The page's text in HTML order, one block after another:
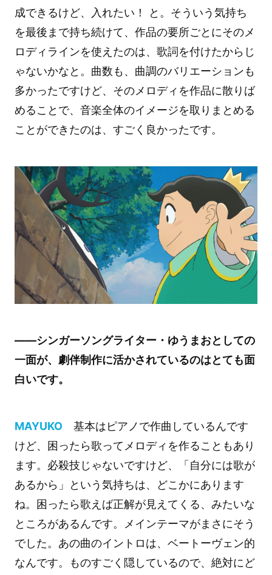
成できるけど、入れたい！ と。そういう気持ち
を最後まで持ち続けて、作品の要所ごとにそのメ
ロディラインを使えたのは、歌詞を付けたからじ
ゃないかなと。曲数も、曲調のバリエーションも
多かったですけど、そのメロディを作品に散りば
めることで、音楽全体のイメージを取りまとめる
ことができたのは、すごく良かったです。
――シンガーソングライター・ゆうまおとしての
一面が、劇伴制作に活かされているのはとても面
白いです。
MAYUKO 基本はピアノで作曲しているんです
けど、困ったら歌ってメロディを作ることもあり
ます。必殺技じゃないですけど、「自分には歌が
あるから」という気持ちは、どこかにあります
ね。困ったら歌えば正解が見えてくる、みたいな
ところがあるんです。メインテーマがまさにそう
でした。あの曲のイントロは、ベートーヴェン的
なんです。ものすごく隠しているので、絶対にど